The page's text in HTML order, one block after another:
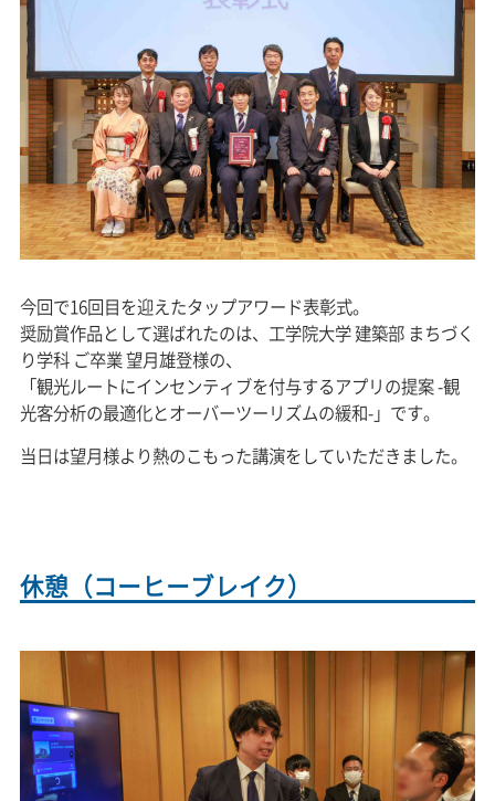
今回で16回目を迎えたタップアワード表彰式。
奨励賞作品として選ばれたのは、工学院大学 建築部 まちづく
り学科 ご卒業 望月雄登様の、
「観光ルートにインセンティブを付与するアプリの提案 -観
光客分析の最適化とオーバーツーリズムの緩和-」です。
当日は望月様より熱のこもった講演をしていただきました。
休憩（コーヒーブレイク）